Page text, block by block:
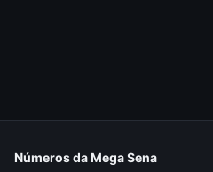
Números da Mega Sena